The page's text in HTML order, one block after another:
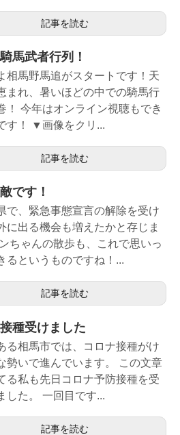
記事を読む
馬武者行列！
相馬野馬追がスタートです！天
まれ、暑いほどの中での騎馬行
！ 今年はオンライン視聴もでき
す！ ▼画像をクリ...
記事を読む
です！
で、緊急事態宣言の解除を受け
に出る機会も増えたかと存じま
ちゃんの散歩も、これで思いっ
るというものですね！...
記事を読む
種受けました
る相馬市では、コロナ接種がけ
勢いで進んでいます。 この文章
る私も先日コロナ予防接種を受
した。 一回目です...
記事を読む